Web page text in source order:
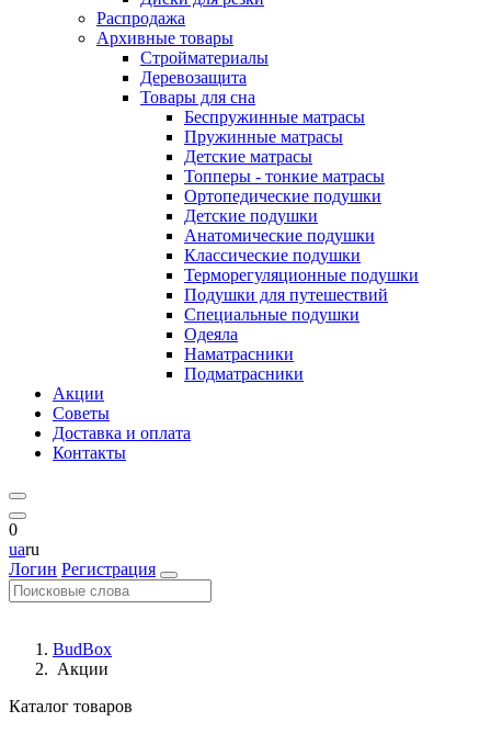
Распродажа
Архивные товары
Стройматериалы
Деревозащита
Товары для сна
Беспружинные матрасы
Пружинные матрасы
Детские матрасы
Топперы - тонкие матрасы
Ортопедические подушки
Детские подушки
Анатомические подушки
Классические подушки
Терморегуляционные подушки
Подушки для путешествий
Специальные подушки
Одеяла
Наматрасники
Подматрасники
Акции
Советы
Доставка и оплата
Контакты
0
uaru
Логин Регистрация
BudBox
Акции
Каталог товаров